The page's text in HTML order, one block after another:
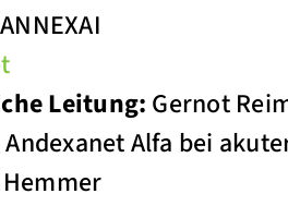
ANNEXAI
Leitung: Gernot
Andexanet Alfa bei